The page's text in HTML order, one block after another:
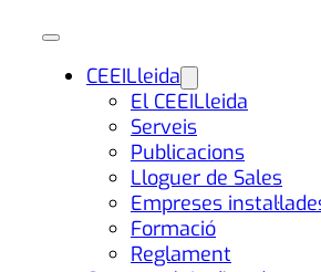
CEEILleida
El CEEILleida
Serveis
Publicacions
Lloguer de Sales
Empreses
Formació
Reglament